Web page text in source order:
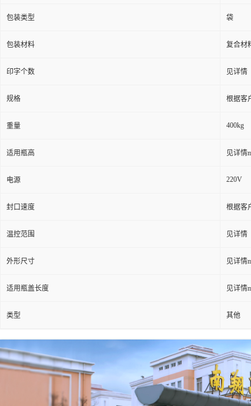
包装类型 袋
包装材料 复合材
印字个数 见详情
规格 根据客
重量 400kg
适用瓶高 见详情
电源 220V
封口速度 根据客
温控范围 见详情
外形尺寸 见详情
适用瓶盖长度 见详情
类型 其他